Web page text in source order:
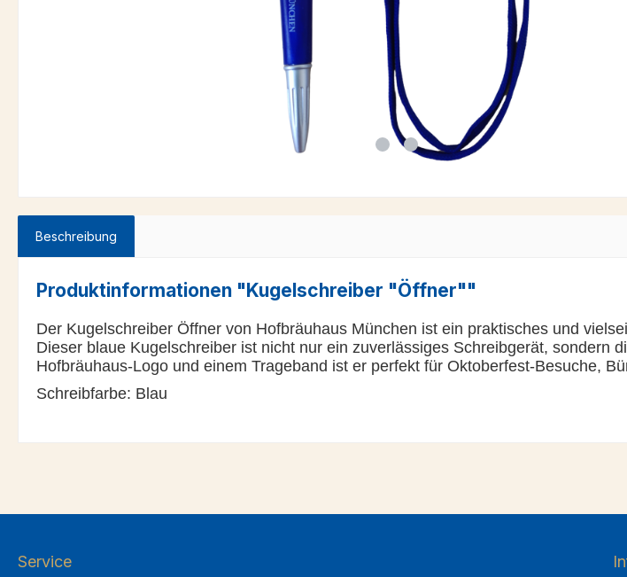
Beschreibung
Produktinformationen "Kugelschreiber "Öffner""
Der Kugelschreiber Öffner von Hofbräuhaus München ist ein praktisches und
Dieser blaue Kugelschreiber ist nicht nur ein zuverlässiges Schreibgerät, sondern
Hofbräuhaus-Logo und einem Trageband ist er perfekt für Oktoberfest-Besuche,
Schreibfarbe: Blau
Service